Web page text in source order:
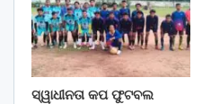
ସ୍ୱାଧୀନତା କପ ଫୁଟବଲ